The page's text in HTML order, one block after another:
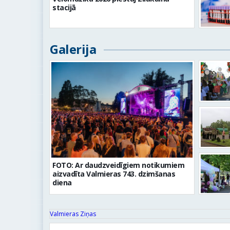
stacijā
Galerija
FOTO: Ar daudzveidīgiem notikumiem
aizvadīta Valmieras 743. dzimšanas
diena
Valmieras Ziņas